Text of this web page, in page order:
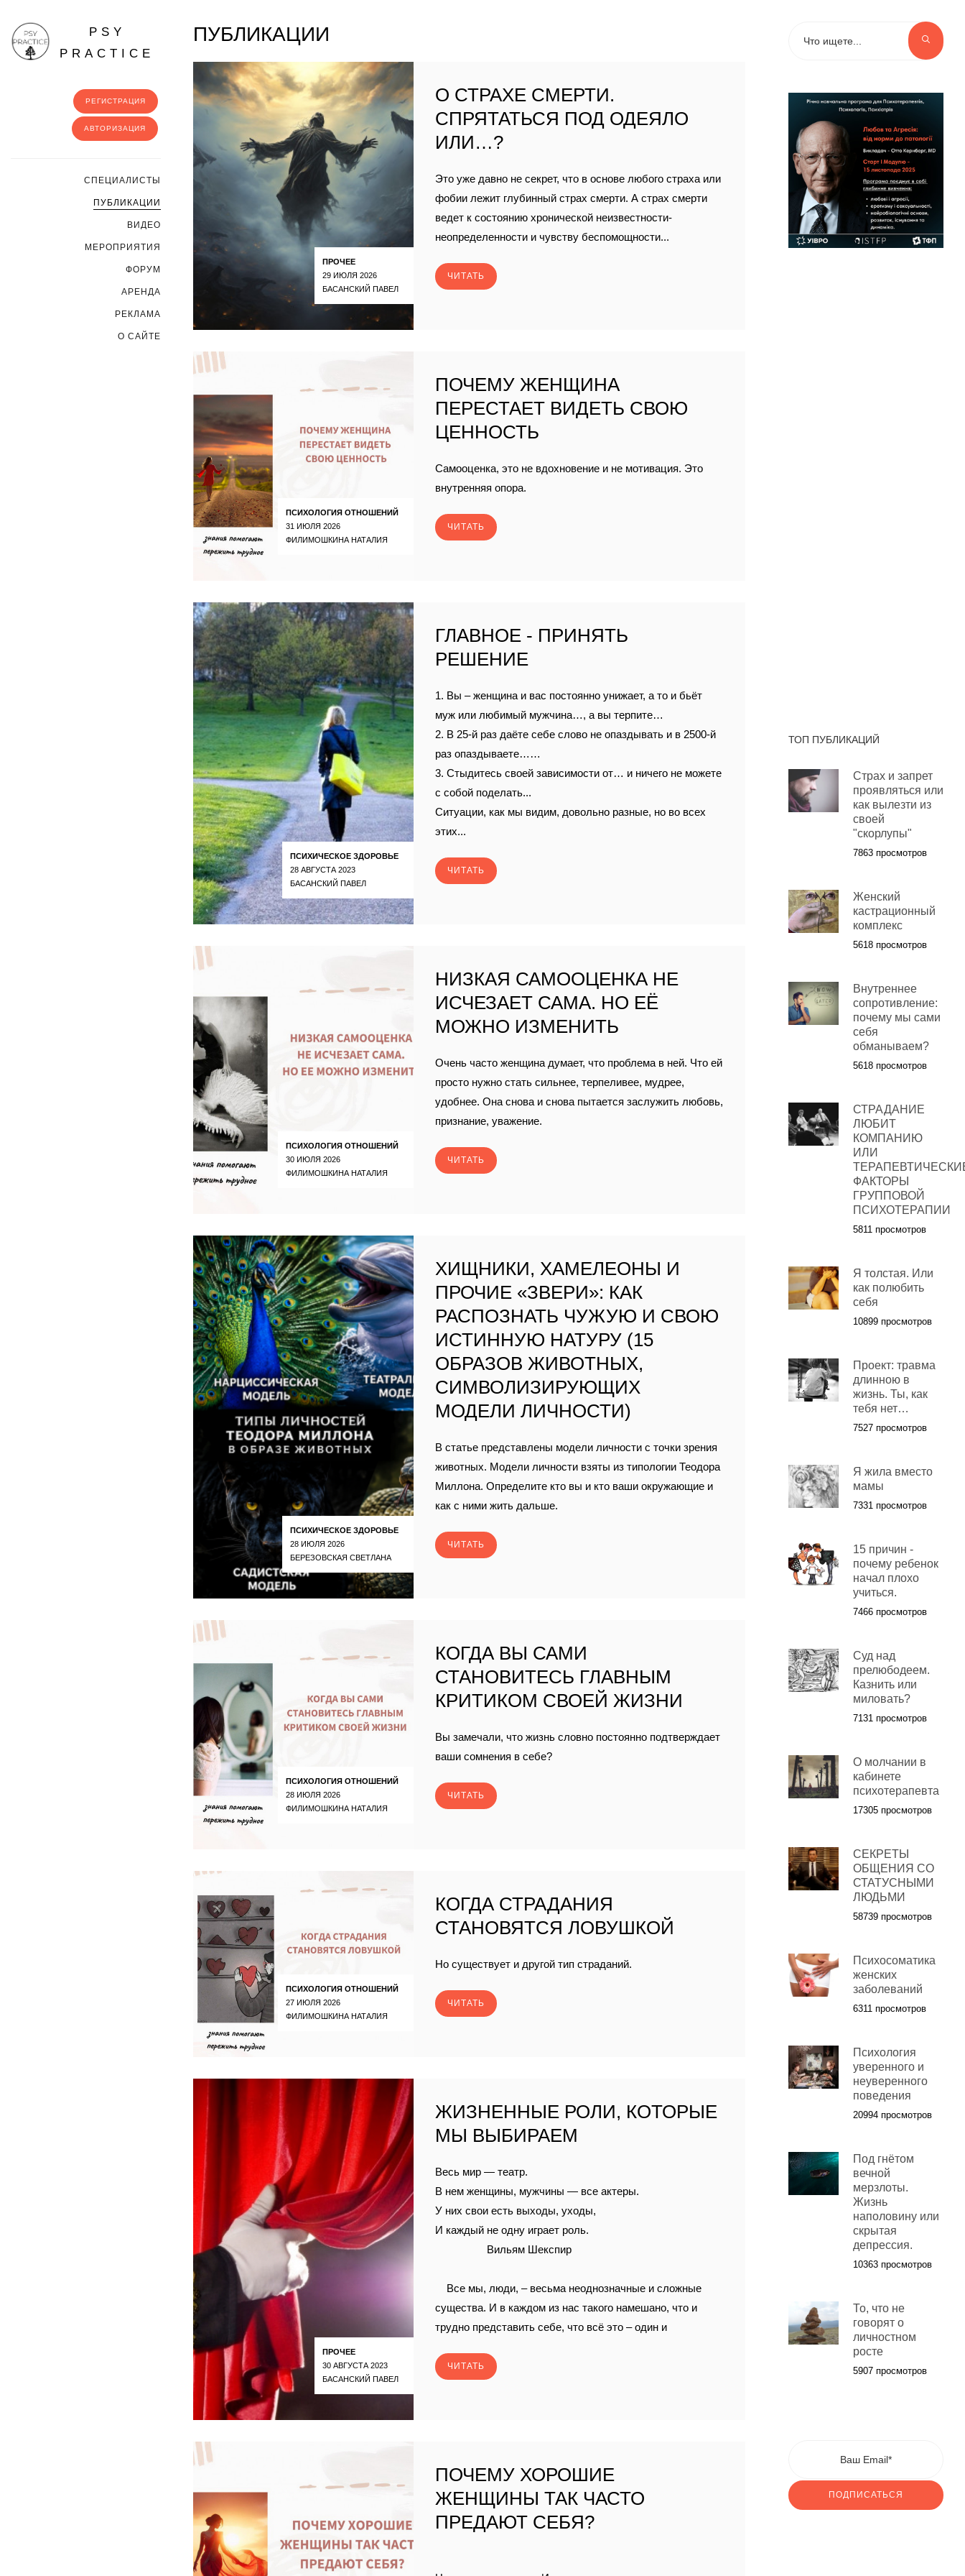
PSY
PRACTICE
РЕГИСТРАЦИЯ
АВТОРИЗАЦИЯ
CПЕЦИАЛИСТЫ
ПУБЛИКАЦИИ
ВИДЕО
МЕРОПРИЯТИЯ
ФОРУМ
АРЕНДА
РЕКЛАМА
О САЙТЕ
ПУБЛИКАЦИИ
ПРОЧЕЕ
29 ИЮЛЯ 2026
БАСАНСКИЙ ПАВЕЛ
О СТРАХЕ СМЕРТИ.
СПРЯТАТЬСЯ ПОД ОДЕЯЛО
ИЛИ…?
Это уже давно не секрет, что в основе любого страха или
фобии лежит глубинный страх смерти. А страх смерти
ведет к состоянию хронической неизвестности-
неопределенности и чувству беспомощности...
ЧИТАТЬ
ПСИХОЛОГИЯ ОТНОШЕНИЙ
31 ИЮЛЯ 2026
ФИЛИМОШКИНА НАТАЛИЯ
ПОЧЕМУ ЖЕНЩИНА
ПЕРЕСТАЕТ ВИДЕТЬ СВОЮ
ЦЕННОСТЬ
Самооценка, это не вдохновение и не мотивация. Это
внутренняя опора.
ЧИТАТЬ
ПСИХИЧЕСКОЕ ЗДОРОВЬЕ
28 АВГУСТА 2023
БАСАНСКИЙ ПАВЕЛ
ГЛАВНОЕ - ПРИНЯТЬ
РЕШЕНИЕ
1. Вы – женщина и вас постоянно унижает, а то и бьёт
муж или любимый мужчина…, а вы терпите…
2. В 25-й раз даёте себе слово не опаздывать и в 2500-й
раз опаздываете……
3. Стыдитесь своей зависимости от… и ничего не можете
с собой поделать...
Ситуации, как мы видим, довольно разные, но во всех
этих...
ЧИТАТЬ
ПСИХОЛОГИЯ ОТНОШЕНИЙ
30 ИЮЛЯ 2026
ФИЛИМОШКИНА НАТАЛИЯ
НИЗКАЯ САМООЦЕНКА НЕ
ИСЧЕЗАЕТ САМА. НО ЕЁ
МОЖНО ИЗМЕНИТЬ
Очень часто женщина думает, что проблема в ней. Что ей
просто нужно стать сильнее, терпеливее, мудрее,
удобнее. Она снова и снова пытается заслужить любовь,
признание, уважение.
ЧИТАТЬ
ПСИХИЧЕСКОЕ ЗДОРОВЬЕ
28 ИЮЛЯ 2026
БЕРЕЗОВСКАЯ СВЕТЛАНА
ХИЩНИКИ, ХАМЕЛЕОНЫ И
ПРОЧИЕ «ЗВЕРИ»: КАК
РАСПОЗНАТЬ ЧУЖУЮ И СВОЮ
ИСТИННУЮ НАТУРУ (15
ОБРАЗОВ ЖИВОТНЫХ,
СИМВОЛИЗИРУЮЩИХ
МОДЕЛИ ЛИЧНОСТИ)
В статье представлены модели личности с точки зрения
животных. Модели личности взяты из типологии Теодора
Миллона. Определите кто вы и кто ваши окружающие и
как с ними жить дальше.
ЧИТАТЬ
ПСИХОЛОГИЯ ОТНОШЕНИЙ
28 ИЮЛЯ 2026
ФИЛИМОШКИНА НАТАЛИЯ
КОГДА ВЫ САМИ
СТАНОВИТЕСЬ ГЛАВНЫМ
КРИТИКОМ СВОЕЙ ЖИЗНИ
Вы замечали, что жизнь словно постоянно подтверждает
ваши сомнения в себе?
ЧИТАТЬ
ПСИХОЛОГИЯ ОТНОШЕНИЙ
27 ИЮЛЯ 2026
ФИЛИМОШКИНА НАТАЛИЯ
КОГДА СТРАДАНИЯ
СТАНОВЯТСЯ ЛОВУШКОЙ
Но существует и другой тип страданий.
ЧИТАТЬ
ПРОЧЕЕ
30 АВГУСТА 2023
БАСАНСКИЙ ПАВЕЛ
ЖИЗНЕННЫЕ РОЛИ, КОТОРЫЕ
МЫ ВЫБИРАЕМ
Весь мир — театр.
В нем женщины, мужчины — все актеры.
У них свои есть выходы, уходы,
И каждый не одну играет роль.
Вильям Шекспир
Все мы, люди, – весьма неоднозначные и сложные
существа. И в каждом из нас такого намешано, что и
трудно представить себе, что всё это – один и
ЧИТАТЬ
ПОЧЕМУ ХОРОШИЕ
ЖЕНЩИНЫ ТАК ЧАСТО
ПРЕДАЮТ СЕБЯ?
ТОП ПУБЛИКАЦИЙ
Страх и запрет
проявляться или
как вылезти из
своей
"скорлупы"
7863 просмотров
Женский
кастрационный
комплекс
5618 просмотров
Внутреннее
сопротивление:
почему мы сами
себя
обманываем?
5618 просмотров
СТРАДАНИЕ
ЛЮБИТ
КОМПАНИЮ
ИЛИ
ФАКТОРЫ
ГРУППОВОЙ
ПСИХОТЕРАПИИ
5811 просмотров
Я толстая. Или
как полюбить
себя
10899 просмотров
Проект: травма
длинною в
жизнь. Ты, как
тебя нет…
7527 просмотров
Я жила вместо
мамы
7331 просмотров
15 причин -
почему ребенок
начал плохо
учиться.
7466 просмотров
Суд над
прелюбодеем.
Казнить или
миловать?
7131 просмотров
О молчании в
кабинете
психотерапевта
17305 просмотров
СЕКРЕТЫ
ОБЩЕНИЯ СО
СТАТУСНЫМИ
ЛЮДЬМИ
58739 просмотров
Психосоматика
женских
заболеваний
6311 просмотров
Психология
уверенного и
неуверенного
поведения
20994 просмотров
Под гнётом
вечной
мерзлоты.
Жизнь
наполовину или
скрытая
депрессия.
10363 просмотров
То, что не
говорят о
личностном
росте
5907 просмотров
ПОДПИСАТЬСЯ